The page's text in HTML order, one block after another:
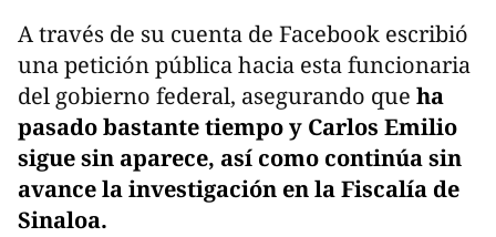
A través de su cuenta de Facebook escribió
una petición pública hacia esta funcionaria
del gobierno federal, asegurando que ha
pasado bastante tiempo y Carlos Emilio
sigue sin aparece, así como continúa sin
avance la investigación en la Fiscalía de
Sinaloa.